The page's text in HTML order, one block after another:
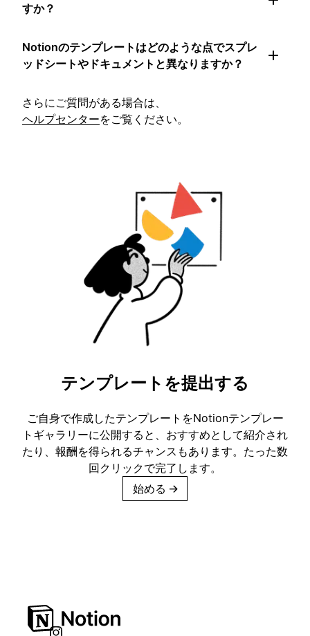
すか？
Notionのテンプレートはどのような点でスプレ
ッドシートやドキュメントと異なりますか？
さらにご質問がある場合は、
ヘルプセンターをご覧ください。
テンプレートを提出する
ご自身で作成したテンプレートをNotionテンプレー
トギャラリーに公開すると、おすすめとして紹介され
たり、報酬を得られるチャンスもあります。たった数
回クリックで完了します。
始める →